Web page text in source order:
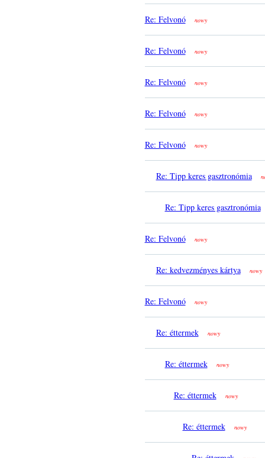
Re: Felvonó nowy
Re: Felvonó nowy
Re: Felvonó nowy
Re: Felvonó nowy
Re: Felvonó nowy
Re: Tipp keres gasztronómia
Re: Tipp keres gasztronómia
Re: Felvonó nowy
Re: kedvezményes kártya nowy
Re: Felvonó nowy
Re: éttermek nowy
Re: éttermek nowy
Re: éttermek nowy
Re: éttermek nowy